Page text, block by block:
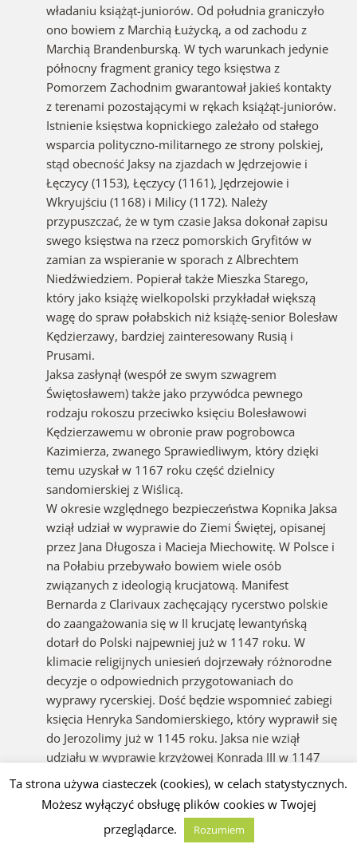
władaniu książąt-juniorów. Od południa graniczyło
ono bowiem z Marchią Łużycką, a od zachodu z
Marchią Brandenburską. W tych warunkach jedynie
północny fragment granicy tego księstwa z
Pomorzem Zachodnim gwarantował jakieś kontakty
z terenami pozostającymi w rękach książąt-juniorów.
Istnienie księstwa kopnickiego zależało od stałego
wsparcia polityczno-militarnego ze strony polskiej,
stąd obecność Jaksy na zjazdach w Jędrzejowie i
Łęczycy (1153), Łęczycy (1161), Jędrzejowie i
Wkryujściu (1168) i Milicy (1172). Należy
przypuszczać, że w tym czasie Jaksa dokonał zapisu
swego księstwa na rzecz pomorskich Gryfitów w
zamian za wspieranie w sporach z Albrechtem
Niedźwiedziem. Popierał także Mieszka Starego,
który jako książę wielkopolski przykładał większą
wagę do spraw połabskich niż książę-senior Bolesław
Kędzierzawy, bardziej zainteresowany Rusią i
Prusami.
Jaksa zasłynął (wespół ze swym szwagrem
Świętosławem) także jako przywódca pewnego
rodzaju rokoszu przeciwko księciu Bolesławowi
Kędzierzawemu w obronie praw pogrobowca
Kazimierza, zwanego Sprawiedliwym, który dzięki
temu uzyskał w 1167 roku część dzielnicy
sandomierskiej z Wiślicą.
W okresie względnego bezpieczeństwa Kopnika Jaksa
wziął udział w wyprawie do Ziemi Świętej, opisanej
przez Jana Długosza i Macieja Miechowitę. W Polsce i
na Połabiu przebywało bowiem wiele osób
związanych z ideologią krucjatową. Manifest
Bernarda z Clarivaux zachęcający rycerstwo polskie
do zaangażowania się w II krucjatę lewantyńską
dotarł do Polski najpewniej już w 1147 roku. W
klimacie religijnych uniesień dojrzewały różnorodne
decyzje o odpowiednich przygotowaniach do
wyprawy rycerskiej. Dość będzie wspomnieć zabiegi
księcia Henryka Sandomierskiego, który wyprawił się
do Jerozolimy już w 1145 roku. Jaksa nie wziął
udziału w wyprawie krzyżowej Konrada III w 1147
roku, jak próbuje to sugerować Adam Naruszewicz,
ponieważ uczestniczył wtedy w zorganizowanej przez
Sasów i Duńczyków krucjacie połabskiej przeciwko
Obodrzycom i niedobitkom Wieletów. Nie wyprawił
Ta strona używa ciasteczek (cookies), w celach statystycznych.
Możesz wyłączyć obsługę plików cookies w Twojej
przeglądarce.
Rozumiem